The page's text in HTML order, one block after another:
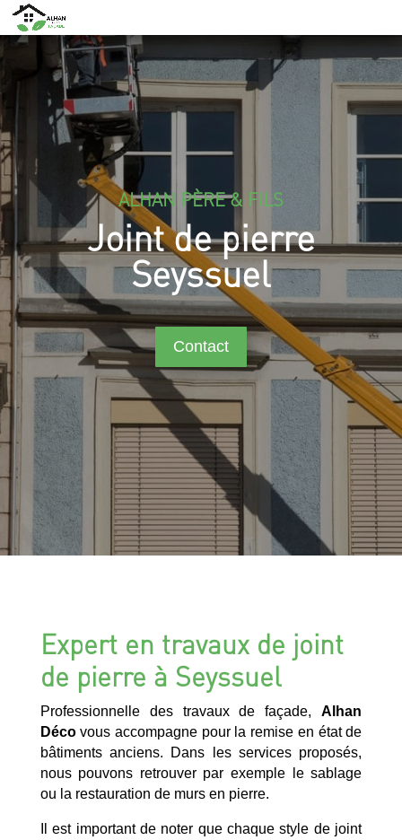
ALHAN PÈRE & FILS
Joint de pierre
Seyssuel
Contact
Expert en travaux de joint
de pierre à Seyssuel
Professionnelle des travaux de façade,Alhan
Décovous accompagne pour la remise en état de
bâtiments anciens. Dans les services proposés,
nous pouvons retrouver par exemple le sablage
ou la restauration de murs en pierre.
Il est important de noter que chaque style de joint